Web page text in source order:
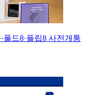
폴드8·플립8 사전개통